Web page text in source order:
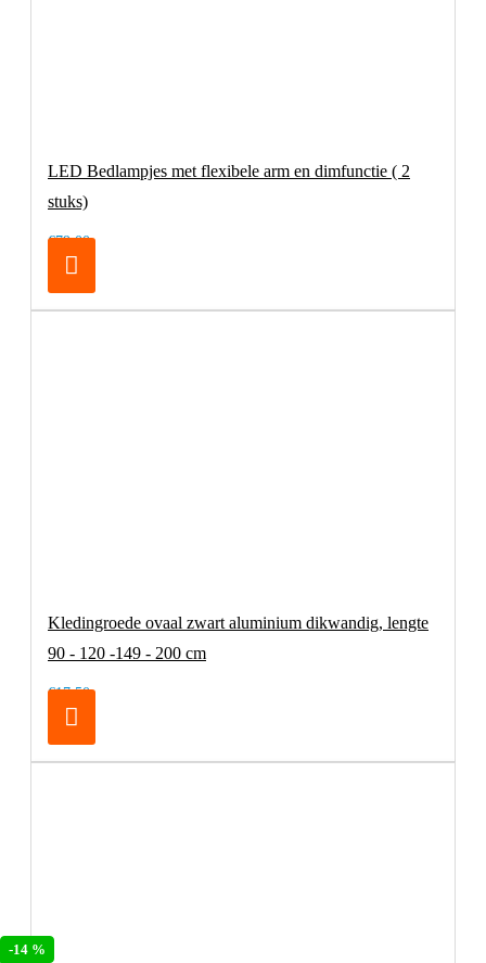
-14 %
LED Bedlampjes met flexibele arm en dimfunctie ( 2
stuks)
€79,00
Kledingroede ovaal zwart aluminium dikwandig, lengte
90 - 120 -149 - 200 cm
€17,50